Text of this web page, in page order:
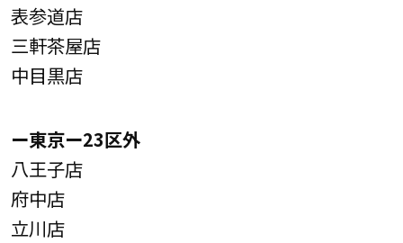
表参道店
三軒茶屋店
中目黒店
ー東京ー23区外
八王子店
府中店
立川店